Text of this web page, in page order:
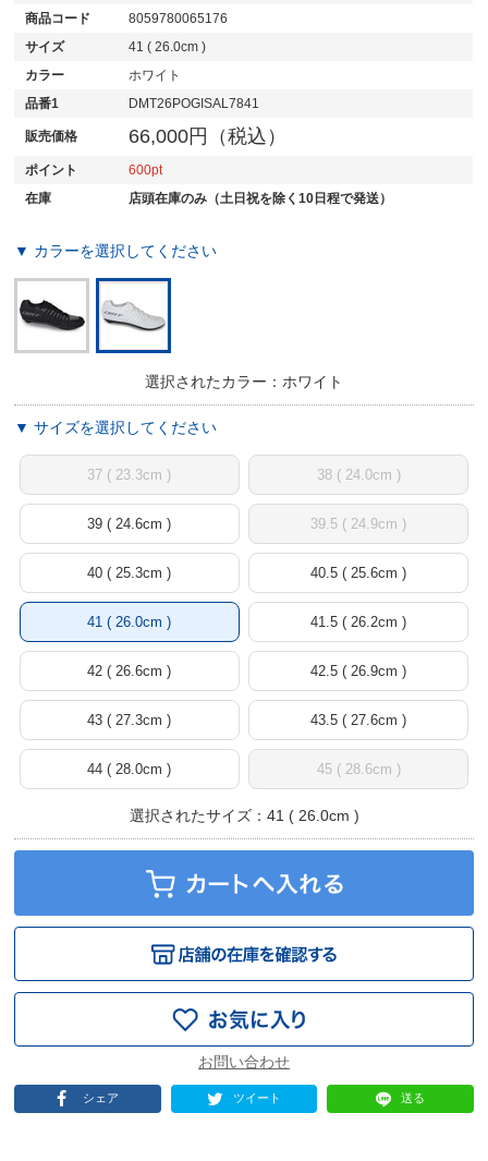
商品コード
8059780065176
サイズ
41 ( 26.0cm )
カラー
ホワイト
品番1
DMT26POGISAL7841
販売価格 66,000円（税込）
ポイント
600
在庫
店頭在庫のみ（土日祝を除く10日程で発送）
▼ カラーを選択してください
選択されたカラー：ホワイト
▼ サイズを選択してください
37 ( 23.3cm ) 38 ( 24.0cm )
39 ( 24.6cm ) 39.5 ( 24.9cm )
40 ( 25.3cm ) 40.5 ( 25.6cm )
41 ( 26.0cm ) 41.5 ( 26.2cm )
42 ( 26.6cm ) 42.5 ( 26.9cm )
43 ( 27.3cm ) 43.5 ( 27.6cm )
44 ( 28.0cm ) 45 ( 28.6cm )
選択されたサイズ：41 ( 26.0cm )
シェア ツイート 送る